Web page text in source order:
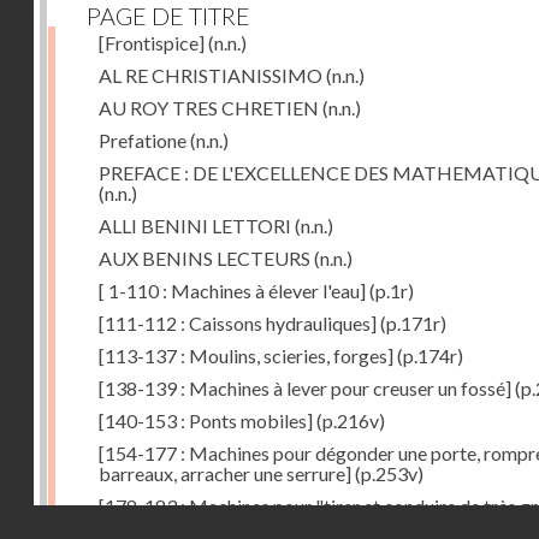
PAGE DE TITRE
[Frontispice](n.n.)
AL RE CHRISTIANISSIMO (n.n.)
AU ROY TRES CHRETIEN (n.n.)
Prefatione(n.n.)
PREFACE : DE L'EXCELLENCE DES
(n.n.)
ALLI BENINI LETTORI (n.n.)
AUX BENINS LECTEURS (n.n.)
[ 1-110 : Machines à élever l'eau](p.1r)
[111-112 : Caissons hydrauliques](p.171r)
[113-137 : Moulins, scieries, forges](p.174r)
[138-139 : Machines à lever pour creuser un fossé]
[140-153 : Ponts mobiles](p.216v)
[154-177 : Machines pour dégonder une porte,
barreaux, arracher une serrure](p.253v)
[178-183 : Machines pour "tirer et conduire de très